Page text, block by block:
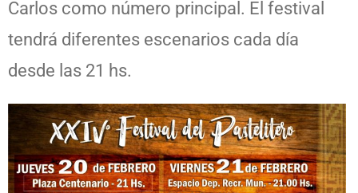
Carlos como número principal. El festival
tendrá diferentes escenarios cada día
desde las 21 hs.